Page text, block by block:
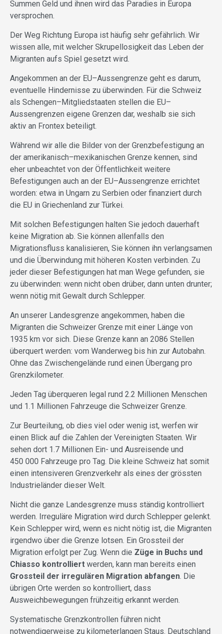
Summen Geld und ihnen wird das Paradies in Europa
versprochen.
Der Weg Richtung Europa ist häufig sehr gefährlich. Wir
wissen alle, mit welcher Skrupellosigkeit das Leben der
Migranten aufs Spiel gesetzt wird.
Angekommen an der EU–Aussengrenze geht es darum,
eventuelle Hindernisse zu überwinden. Für die Schweiz
als Schengen–Mitgliedstaaten stellen die EU–
Aussengrenzen eigene Grenzen dar, weshalb sie sich
aktiv an Frontex beteiligt.
Während wir alle die Bilder von der Grenzbefestigung an
der amerikanisch–mexikanischen Grenze kennen, sind
eher unbeachtet von der Öffentlichkeit weitere
Befestigungen auch an der EU–Aussengrenze errichtet
worden: etwa in Ungarn zu Serbien oder finanziert durch
die EU in Griechenland zur Türkei.
Mit solchen Befestigungen halten Sie jedoch dauerhaft
keine Migration ab. Sie können allenfalls den
Migrationsfluss kanalisieren, Sie können ihn verlangsamen
und die Überwindung mit höheren Kosten verbinden. Zu
jeder dieser Befestigungen hat man Wege gefunden, sie
zu überwinden: wenn nicht oben drüber, dann unten drunter;
wenn nötig mit Gewalt durch Schlepper.
An unserer Landesgrenze angekommen, haben die
Migranten die Schweizer Grenze mit einer Länge von
1935 km vor sich. Diese Grenze kann an 2086 Stellen
überquert werden: vom Wanderweg bis hin zur Autobahn.
Ohne das Zwischengelände rund einen Übergang pro
Grenzkilometer.
Jeden Tag überqueren legal rund 2.2 Millionen Menschen
und 1.1 Millionen Fahrzeuge die Schweizer Grenze.
Zur Beurteilung, ob dies viel oder wenig ist, werfen wir
einen Blick auf die Zahlen der Vereinigten Staaten. Wir
sehen dort 1.7 Millionen Ein- und Ausreisende und
450 000 Fahrzeuge pro Tag. Die kleine Schweiz hat somit
einen intensiveren Grenzverkehr als eines der grössten
Industrieländer dieser Welt.
Nicht die ganze Landesgrenze muss ständig kontrolliert
werden. Irreguläre Migration wird durch Schlepper gelenkt.
Kein Schlepper wird, wenn es nicht nötig ist, die Migranten
irgendwo über die Grenze lotsen. Ein Grossteil der
Migration erfolgt per Zug. Wenn die Züge in Buchs und
Chiasso kontrolliert werden, kann man bereits einen
Grossteil der irregulären Migration abfangen. Die
übrigen Orte werden so kontrolliert, dass
Ausweichbewegungen frühzeitig erkannt werden.
Systematische Grenzkontrollen führen nicht
notwendigerweise zu kilometerlangen Staus. Deutschland